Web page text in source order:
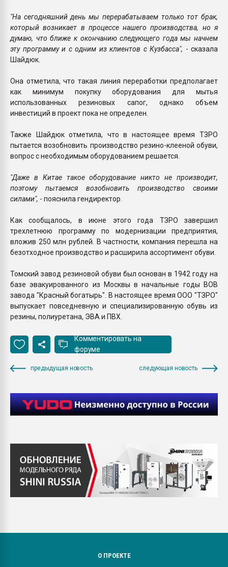
"На сегодняшний день мы перерабатываем только тот брак,
который возникает в процессе нашего производства, но я
думаю, что ближе к окончанию следующего года мы начнем
эту программу и с одним из клиентов с Кузбасса", - сказала
Шайдюк.
Она отметила, что такая линия переработки предполагает
как минимум покупку оборудования для мытья
использованных резиновых сапог, однако объем
инвестиций в проект пока не определен.
Также Шайдюк отметила, что в настоящее время ТЗРО
пытается возобновить производство резино-клееной обуви,
вопрос с необходимым оборудованием решается.
"Даже в Китае такое оборудование никто не производит,
поэтому пытаемся возобновить производство своими
силами", - пояснила гендиректор.
Как сообщалось, в июне этого года ТЗРО завершил
трехлетнюю программу по модернизации предприятия,
вложив 250 млн рублей. В частности, компания перешла на
безотходное производство и расширила ассортимент обуви.
Томский завод резиновой обуви был основан в 1942 году на
базе эвакуированного из Москвы в начальные годы ВОВ
завода "Красный богатырь". В настоящее время ООО "ТЗРО"
выпускает повседневную и специализированную обувь из
резины, полиуретана, ЭВА и ПВХ.
Комментировать на
форуме
предыдущая новость следующая новость
О ПРОЕКТЕ